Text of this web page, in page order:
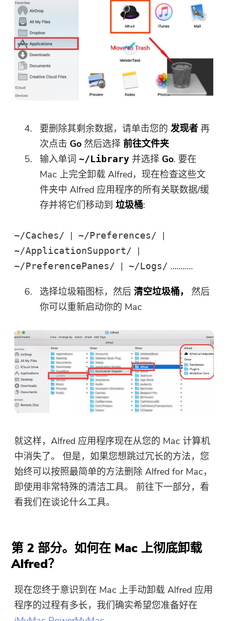
要删除其剩余数据，请单击您的发现者再
次点击 Go 然后选择 前往文件夹
输入单词~/Library 并选择 Go. 要在
Mac 上完全卸载 Alfred，现在检查这些文
件夹中 Alfred 应用程序的所有关联数据/缓
存并将它们移动到垃圾桶:
~/Caches/ | ~/Preferences/ |
~/ApplicationSupport/ |
~/PreferencePanes/ | ~/Logs/ ...........
选择垃圾箱图标，然后清空垃圾桶，然后
你可以重新启动你的 Mac
就这样，Alfred 应用程序现在从您的 Mac 计算机
中消失了。 但是，如果您想跳过冗长的方法，您
始终可以按照最简单的方法删除 Alfred for Mac，
即使用非常特殊的清洁工具。 前往下一部分，看
看我们在谈论什么工具。
第 2 部分。如何在 Mac 上彻底卸载
Alfred？
现在您终于意识到在 Mac 上手动卸载 Alfred 应用
程序的过程有多长，我们确实希望您准备好在